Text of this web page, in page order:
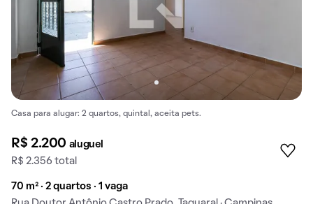
Casa para alugar: 2 quartos, quintal, aceita pets.
R$ 2.200 aluguel
R$ 2.356 total
70 m² · 2 quartos · 1 vaga